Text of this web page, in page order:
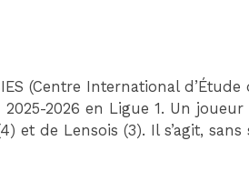
(Centre International
2026 en Ligue 1. Un joueur
et de Lensois (3). Il s’agit,